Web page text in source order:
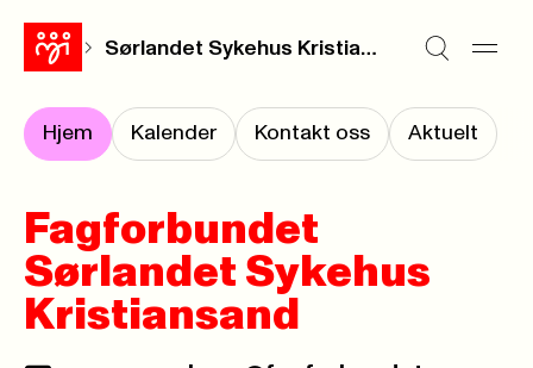
Sørlandet Sykehus Kristiansand
Hjem Kalender Kontakt oss Aktuelt
Fagforbundet
Sørlandet Sykehus
Kristiansand